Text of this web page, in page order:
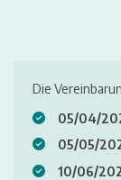
Die
05/04/
05/05/
10/06/